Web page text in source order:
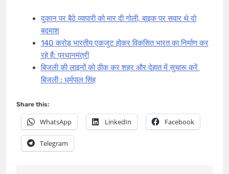
दुकान पर बैठे व्यापारी को मार दी गोली, बाइक पर सवार थे दो
बदमाश
140 करोड़ भारतीय एकजुट होकर विकसित भारत का निर्माण कर
रहे हैं: प्रधानमंत्री
बिजली की लाइनों को ठीक कर शहर और देहात में सुचारू करें ​
बिजली : धर्मपाल सिंह
Share this:
WhatsApp LinkedIn Facebook
Telegram